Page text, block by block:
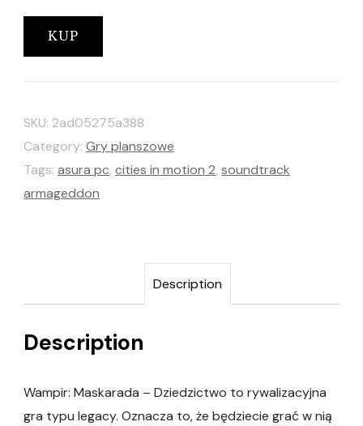
KUP
SKU: 2ad05275a388
Category: Gry planszowe
Tags: asura pc, cities in motion 2, soundtrack
armageddon
Description
Description
Wampir: Maskarada – Dziedzictwo to rywalizacyjna
gra typu legacy. Oznacza to, że będziecie grać w nią